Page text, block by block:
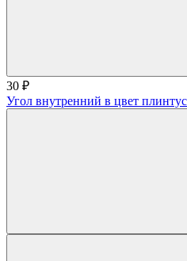
30 ₽
Угол внутренний в цвет